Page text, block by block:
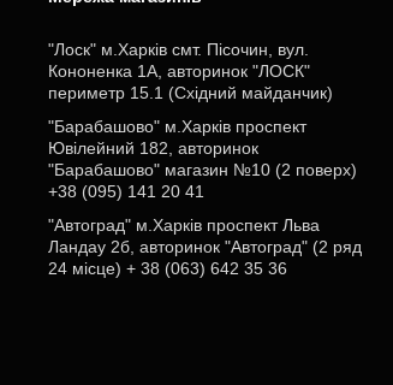
"Лоск" м.Харків смт. Пісочин, вул.
Кононенка 1А, авторинок "ЛОСК"
периметр 15.1 (Східний майданчик)
"Барабашово" м.Харків проспект
Ювілейний 182, авторинок
"Барабашово" магазин №10 (2 поверх)
+38 (095) 141 20 41
"Автоград" м.Харків проспект Льва
Ландау 2б, авторинок "Автоград" (2 ряд
24 місце) + 38 (063) 642 35 36